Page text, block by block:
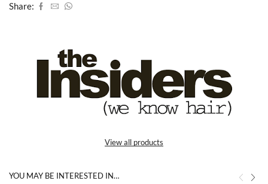
Share:
View all products
YOU MAY BE INTERESTED IN…